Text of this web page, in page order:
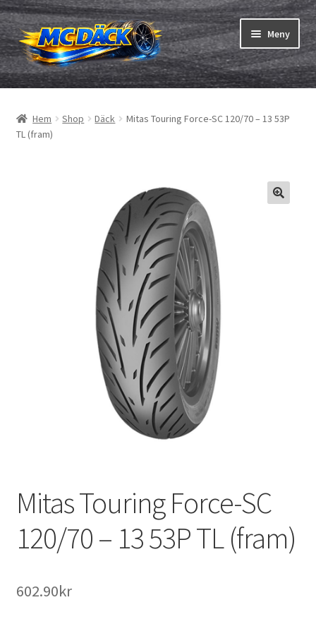
Hoppa
till
navigering
Hoppa
till
innehåll
Meny
Däck
Slangar & fälgband
Hem Shop Däck
Mitas Touring Force-SC 120/70 – 13 53P
TL (fram)
Mitas Touring Force-SC
120/70 – 13 53P TL (fram)
602.90kr